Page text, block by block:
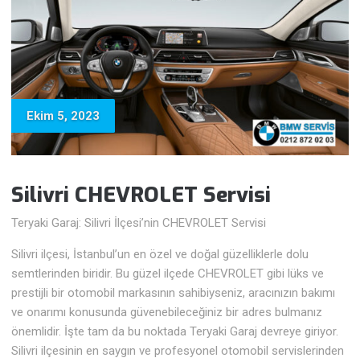
Ekim 5, 2023
Silivri CHEVROLET Servisi
Teryaki Garaj: Silivri İlçesi’nin CHEVROLET Servisi
Silivri ilçesi, İstanbul’un en özel ve doğal güzelliklerle dolu
semtlerinden biridir. Bu güzel ilçede CHEVROLET gibi lüks ve
prestijli bir otomobil markasının sahibiyseniz, aracınızın bakımı
ve onarımı konusunda güvenebileceğiniz bir adres bulmanız
önemlidir. İşte tam da bu noktada Teryaki Garaj devreye giriyor.
Silivri ilçesinin en saygın ve profesyonel otomobil servislerinden